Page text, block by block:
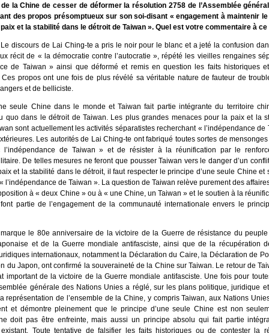
la Chine de cesser de déformer la résolution 2758 de l’Assemblée
des propos présomptueux sur son soi-disant « engagement à maintenir
et la stabilité dans le détroit de Taiwan ». Quel est votre commentaire à ce
discours de Lai Ching-te a pris le noir pour le blanc et a jeté la confusion
récit de « la démocratie contre l’autocratie », répété les vieilles rengaines
de Taiwan » ainsi que déformé et remis en question les faits historiques
Ces propos ont une fois de plus révélé sa véritable nature de fauteur de
et de belliciste.
seule Chine dans le monde et Taiwan fait partie intégrante du territoire
quo dans le détroit de Taiwan. Les plus grandes menaces pour la paix et la
sont actuellement les activités séparatistes recherchant « l’indépendance de
Les autorités de Lai Ching-te ont fabriqué toutes sortes de
l’indépendance de Taiwan » et de résister à la réunification par le
De telles mesures ne feront que pousser Taiwan vers le danger d’un
et la stabilité dans le détroit, il faut respecter le principe d’une seule Chine et
l’indépendance de Taiwan ». La question de Taiwan relève purement des
à « deux Chine » ou à « une Chine, un Taiwan » et le soutien à la
partie de l’engagement de la communauté internationale envers le
le 80e anniversaire de la victoire de la Guerre de résistance du
et de la Guerre mondiale antifasciste, ainsi que de la récupération
internationaux, notamment la Déclaration du Caire, la Déclaration de
du Japon, ont confirmé la souveraineté de la Chine sur Taiwan. Le retour de
important de la victoire de la Guerre mondiale antifasciste. Une fois pour
générale des Nations Unies a réglé, sur les plans politique, juridique
représentation de l’ensemble de la Chine, y compris Taiwan, aux Nations
et démontre pleinement que le principe d’une seule Chine est non
doit pas être enfreinte, mais aussi un principe absolu qui fait partie
existant. Toute tentative de falsifier les faits historiques ou de contester la